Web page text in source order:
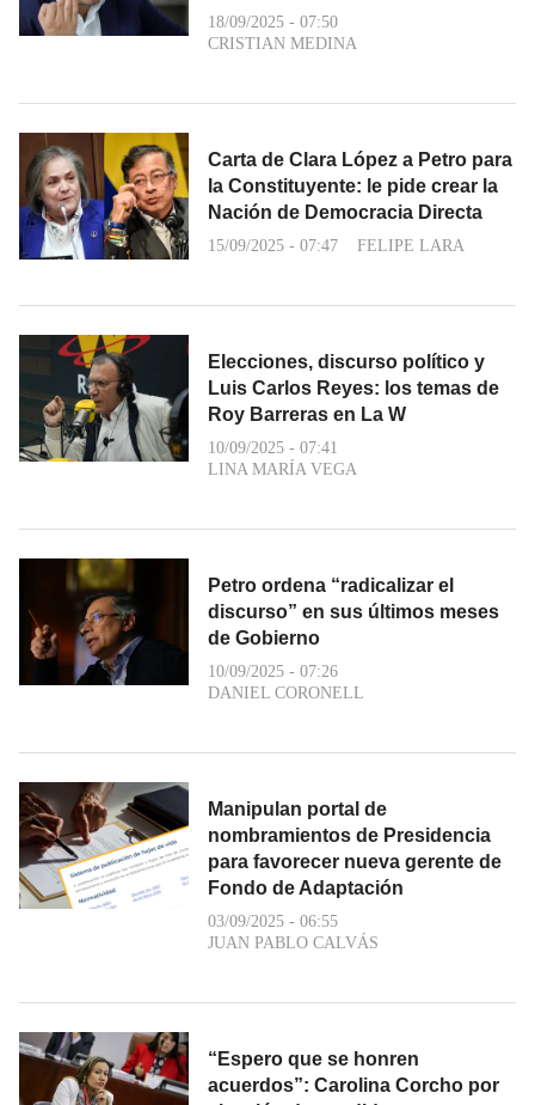
18/09/2025 - 07:50
CRISTIAN MEDINA
Carta de Clara López a Petro para
la Constituyente: le pide crear la
Nación de Democracia Directa
15/09/2025 - 07:47 FELIPE LARA
Elecciones, discurso político y
Luis Carlos Reyes: los temas de
Roy Barreras en La W
10/09/2025 - 07:41
LINA MARÍA VEGA
Petro ordena “radicalizar el
discurso” en sus últimos meses
de Gobierno
10/09/2025 - 07:26
DANIEL CORONELL
Manipulan portal de
nombramientos de Presidencia
para favorecer nueva gerente de
Fondo de Adaptación
03/09/2025 - 06:55
JUAN PABLO CALVÁS
“Espero que se honren
acuerdos”: Carolina Corcho por